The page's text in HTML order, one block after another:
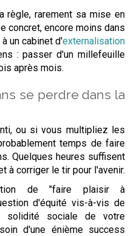
règle, rarement sa mise en
concret, encore moins dans
un cabinet d'externalisation
: passer d'un millefeuille
après mois.
se perdre dans la
ou si vous multipliez les
temps de faire
Quelques heures suffisent
à corriger le tir pour l'avenir.
de "faire plaisir à
d'équité vis-à-vis de
solidité sociale de votre
d'une énième success